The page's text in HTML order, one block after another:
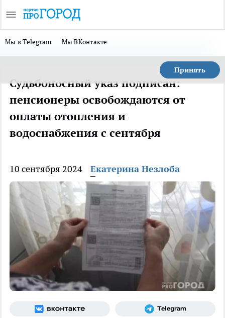
Мы в Telegram Мы ВКонтакте
Принять
Судьбоносный указ подписан:
пенсионеры освобождаются от
оплаты отопления и
водоснабжения с сентября
10 сентября 2024 Екатерина Незлоба